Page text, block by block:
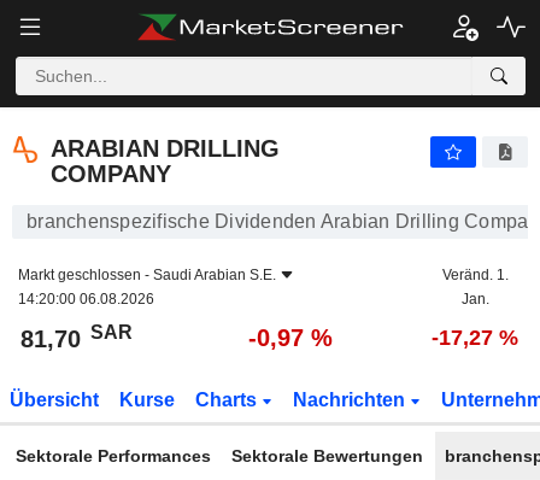
ARABIAN DRILLING
COMPANY
branchenspezifische Dividenden Arabian Drilling
Markt geschlossen - Saudi Arabian S.E.
14:20:00 06.08.2026
Veränd. 1.
Jan.
81,70 SAR -0,97 % -17,27 %
Übersicht Kurse Charts Nachrichten
Sektorale Performances Sektorale Bewertungen